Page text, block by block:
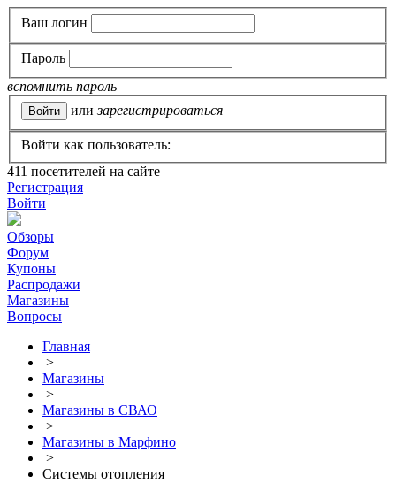
Ваш логин
Пароль
вспомнить пароль
или зарегистрироваться
Войти как пользователь:
411 посетителей на сайте
Регистрация
Войти
Обзоры
Форум
Купоны
Распродажи
Магазины
Вопросы
Главная
>
Магазины
>
Магазины в СВАО
>
Магазины в Марфино
>
Системы отопления